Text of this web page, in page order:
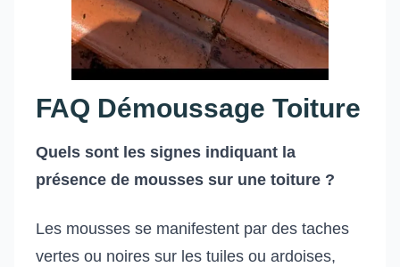
FAQ Démoussage Toiture
Quels sont les signes indiquant la
présence de mousses sur une toiture ?
Les mousses se manifestent par des taches
vertes ou noires sur les tuiles ou ardoises,